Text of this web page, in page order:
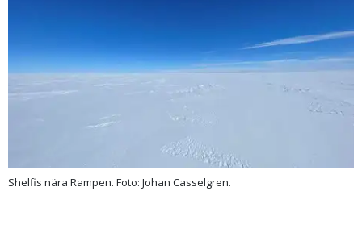
Shelfis nära Rampen. Foto: Johan Casselgren.